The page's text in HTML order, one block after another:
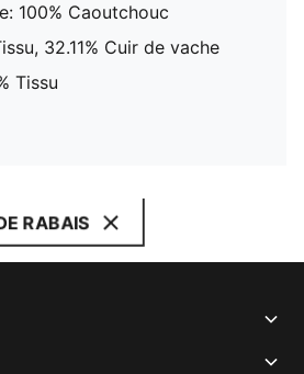
100% Caoutchouc
32.11% Cuir de vache
Tissu
RABAIS